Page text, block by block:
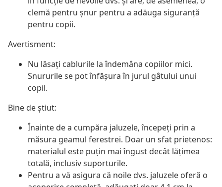
clemă pentru șnur pentru a adăuga siguranță
pentru copii.
Avertisment:
Nu lăsați cablurile la îndemâna copiilor mici.
Snururile se pot înfăşura în jurul gâtului unui
copil.
Bine de știut:
Înainte de a cumpăra jaluzele, începeți prin a
măsura geamul ferestrei. Doar un sfat prietenos:
materialul este puțin mai îngust decât lățimea
totală, inclusiv suporturile.
Pentru a vă asigura că noile dvs. jaluzele oferă o